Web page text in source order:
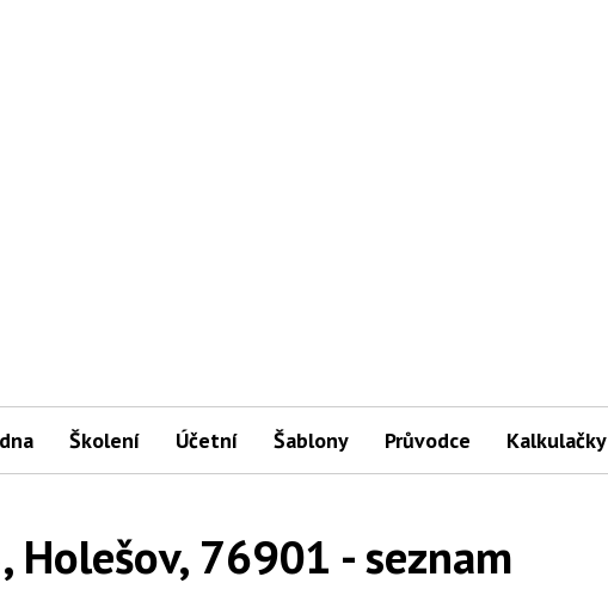
Školení Účetní Šablony Průvodce Kalkulačky
76901 - seznam